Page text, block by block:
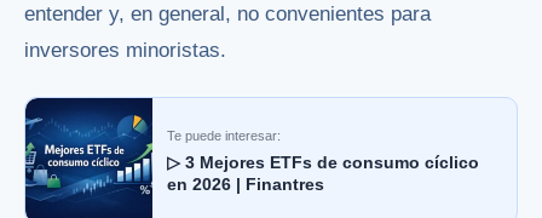
entender y, en general, no convenientes para
inversores minoristas.
Te puede interesar:
▷ 3 Mejores ETFs de consumo cíclico
en 2026 | Finantres